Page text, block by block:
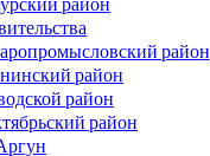
район
район
район
район